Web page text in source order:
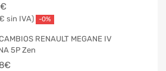
€
-0%
RENAULT MEGANE IV
5P Zen
€